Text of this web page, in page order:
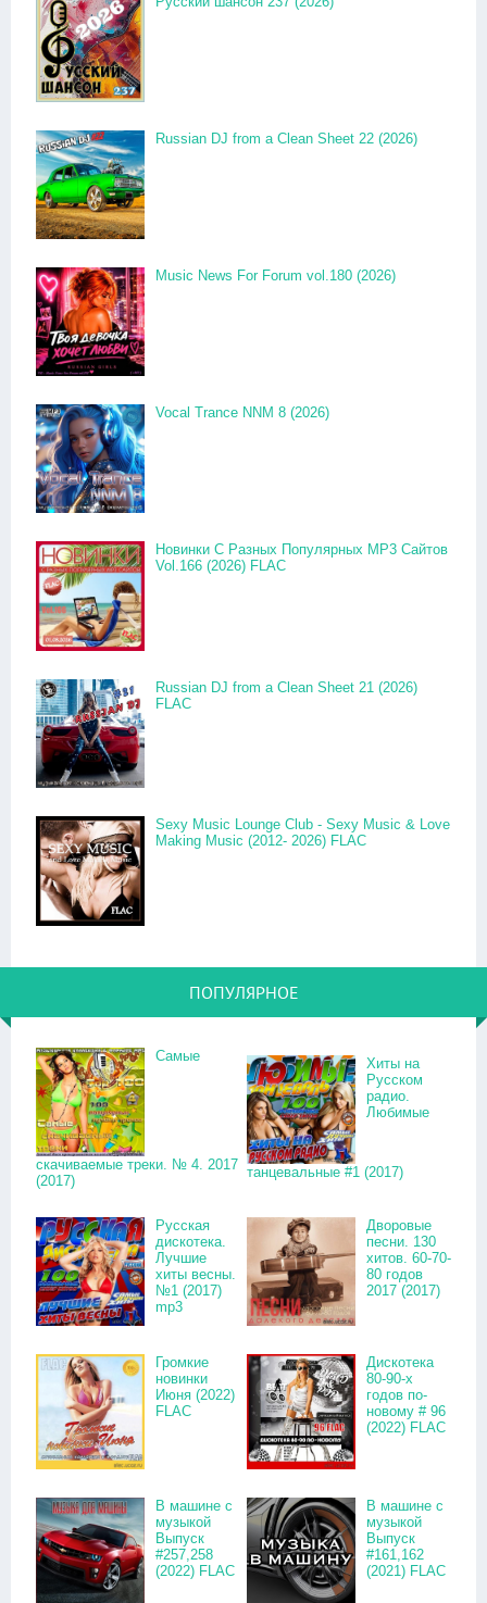
Russian DJ from a Clean Sheet 22 (2026)
Music News For Forum vol.180 (2026)
Vocal Trance NNM 8 (2026)
Новинки С Разных Популярных MP3 Сайтов
Vol.166 (2026) FLAC
Russian DJ from a Clean Sheet 21 (2026)
FLAC
Sexy Music Lounge Club - Sexy Music & Love
Making Music (2012- 2026) FLAC
ПОПУЛЯРНОЕ
Самые
скачиваемые треки. № 4. 2017
(2017)
Хиты на
Русском
радио.
Любимые
танцевальные #1 (2017)
Русская
дискотека.
Лучшие
хиты весны.
№1 (2017)
mp3
Дворовые
песни. 130
хитов. 60-70-
80 годов
2017 (2017)
Громкие
новинки
Июня (2022)
FLAC
Дискотека
80-90-х
годов по-
новому # 96
(2022) FLAC
В машине с
музыкой
Выпуск
#257,258
(2022) FLAC
В машине с
музыкой
Выпуск
#161,162
(2021) FLAC